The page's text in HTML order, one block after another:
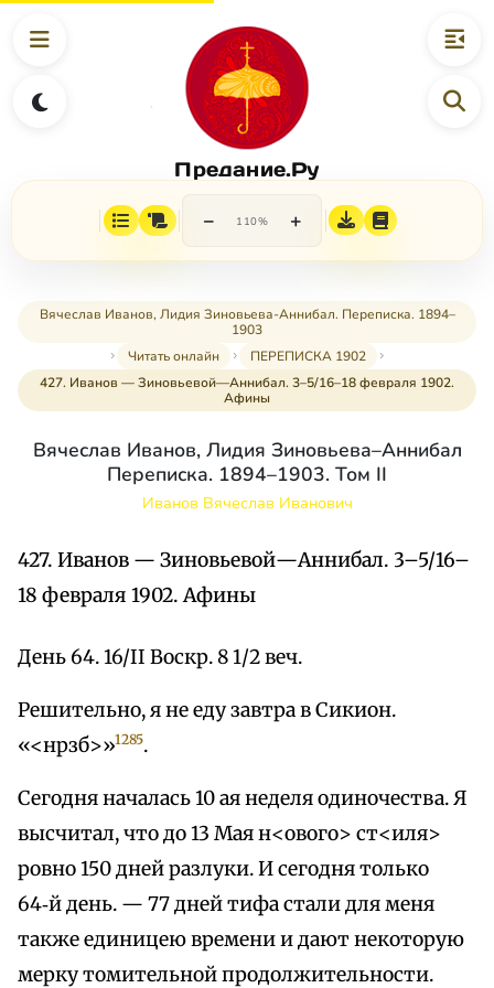
Предание.Ру
− 110% +
Вячеслав Иванов, Лидия Зиновьева-Аннибал. Переписка. 1894–
1903
Читать онлайн
ПЕРЕПИСКА 1902
427. Иванов — Зиновьевой—Аннибал. 3–5/16–18 февраля 1902.
Афины
Вячеслав Иванов, Лидия Зиновьева–Аннибал
Переписка. 1894–1903. Том II
Иванов Вячеслав Иванович
427. Иванов — Зиновьевой—Аннибал. 3–5/16–
18 февраля 1902. Афины
День 64. 16/II Воскр. 8 1/2 веч.
Решительно, я не еду завтра в Сикион.
«<нрзб>»1285.
Сегодня началась 10 ая неделя одиночества. Я
высчитал, что до 13 Мая н<ового> ст<иля>
ровно 150 дней разлуки. И сегодня только
64‑й день. — 77 дней тифа стали для меня
также единицею времени и дают некоторую
мерку томительной продолжительности.